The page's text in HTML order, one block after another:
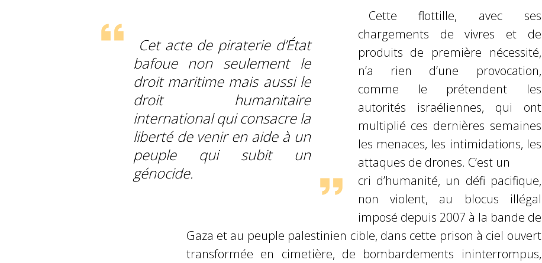
Cet acte de piraterie d’État
bafoue non seulement le
droit maritime mais aussi le
droit humanitaire
international qui consacre la
liberté de venir en aide à un
peuple qui subit un
génocide.
Cette flottille, avec ses
chargements de vivres et de
produits de première nécessité,
n’a rien d’une provocation,
comme le prétendent les
autorités israéliennes, qui ont
multiplié ces dernières semaines
les menaces, les intimidations, les
attaques de drones. C’est un
cri d’humanité, un défi pacifique,
non violent, au blocus illégal
imposé depuis 2007 à la bande de
Gaza et au peuple palestinien cible, dans cette prison à ciel ouvert
transformée en cimetière, de bombardements ininterrompus,